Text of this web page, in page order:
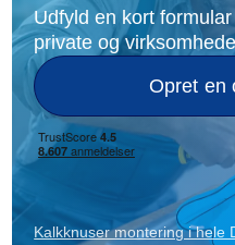
Udfyld en kort
private og
Opret en
Kalkknuser montering i hele